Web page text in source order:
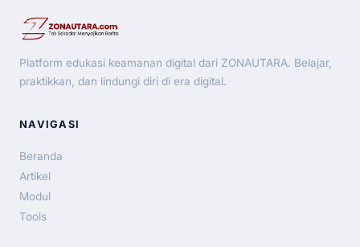
Platform edukasi keamanan digital dari ZONAUTARA. Belajar,
praktikkan, dan lindungi diri di era digital.
NAVIGASI
Beranda
Artikel
Modul
Tools